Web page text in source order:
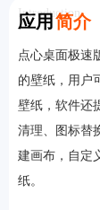
应用 简介
Introduction
点心桌面极速
的壁纸，用户
壁纸，软件还
清理、图标替
建画布，自定
纸。